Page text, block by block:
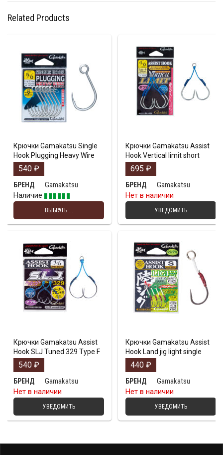
Related Products
Крючки Gamakatsu Single
Hook Plugging Heavy Wire
540 ₽
БРЕНД
Gamakatsu
Наличие
ВЫБРАТЬ ...
Крючки Gamakatsu Assist
Hook Vertical limit short
695 ₽
БРЕНД
Gamakatsu
Нет в наличии
УВЕДОМИТЬ
Крючки Gamakatsu Assist
Hook SLJ Tuned 329 Type F
540 ₽
БРЕНД
Gamakatsu
Нет в наличии
УВЕДОМИТЬ
Крючки Gamakatsu Assist
Hook Land jig light single
440 ₽
БРЕНД
Gamakatsu
Нет в наличии
УВЕДОМИТЬ